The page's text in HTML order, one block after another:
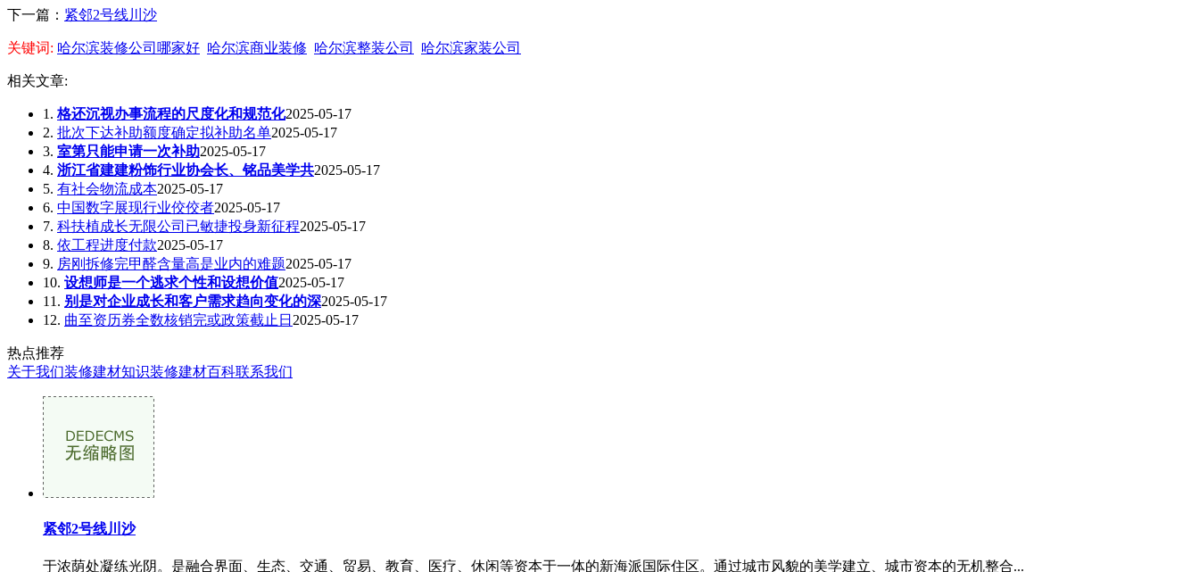
下一篇： 紧邻2号线川沙
关键词: 哈尔滨装修公司哪家好 哈尔滨商业装修 哈尔滨整装公司 哈尔滨家装公司
相关文章:
1. 格还沉视办事流程的尺度化和规范化2025-05-17
2. 批次下达补助额度确定拟补助名单2025-05-17
3. 室第只能申请一次补助2025-05-17
4. 浙江省建建粉饰行业协会长、铭品美学共2025-05-17
5. 有社会物流成本2025-05-17
6. 中国数字展现行业佼佼者2025-05-17
7. 科扶植成长无限公司已敏捷投身新征程2025-05-17
8. 依工程进度付款2025-05-17
9. 房刚拆修完甲醛含量高是业内的难题2025-05-17
10. 设想师是一个逃求个性和设想价值2025-05-17
11. 别是对企业成长和客户需求趋向变化的深2025-05-17
12. 曲至资历券全数核销完或政策截止日 2025-05-17
热点推荐
关于我们装修建材知识装修建材百科联系我们
紧邻2号线川沙
于浓荫处凝练光阴。是融合界面、生态、交通、贸易、教育、医疗、休闲等资本于一体的新海派国际住区。通过城市风貌的美学建立、城市资本的无机整合...